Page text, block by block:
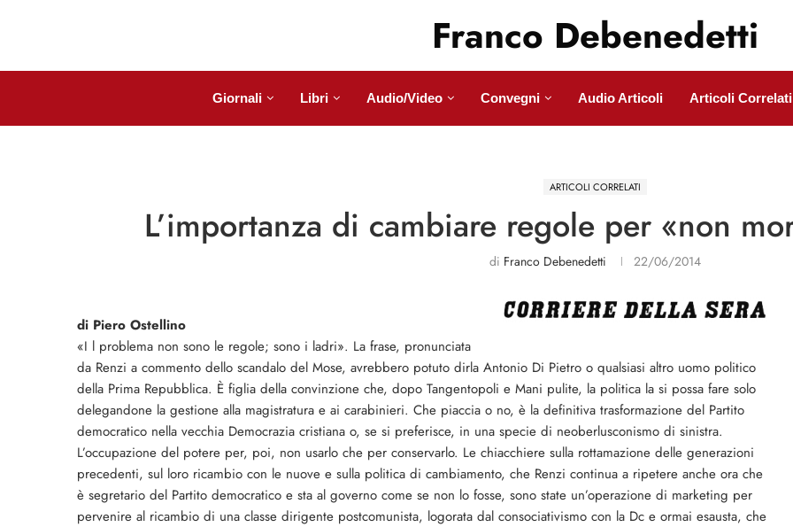
Franco Debenedetti
Giornali Libri Audio/Video Convegni Audio Articoli Articoli Correlati
ARTICOLI CORRELATI
L’importanza di cambiare regole per «non
di Franco Debenedetti 22/06/2014
di Piero Ostellino
«I l problema non sono le regole; sono i ladri». La frase, pronunciata
da Renzi a commento dello scandalo del Mose, avrebbero potuto dirla Antonio Di Pietro o qualsiasi altro uomo politico
della Prima Repubblica. È figlia della convinzione che, dopo Tangentopoli e Mani pulite, la politica la si possa fare solo
delegandone la gestione alla magistratura e ai carabinieri. Che piaccia o no, è la definitiva trasformazione del Partito
democratico nella vecchia Democrazia cristiana o, se si preferisce, in una specie di neoberlusconismo di sinistra.
L’occupazione del potere per, poi, non usarlo che per conservarlo. Le chiacchiere sulla rottamazione delle generazioni
precedenti, sul loro ricambio con le nuove e sulla politica di cambiamento, che Renzi continua a ripetere anche ora che
è segretario del Partito democratico e sta al governo come se non lo fosse, sono state un’operazione di marketing per
pervenire al ricambio di una classe dirigente postcomunista, logorata dal consociativismo con la Dc e ormai esausta, che